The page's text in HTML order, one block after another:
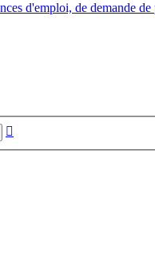
d'emploi, de demande